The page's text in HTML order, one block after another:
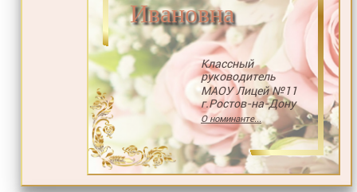
Ивановна
Классный
руководитель
МАОУ Лицей №11
г.Ростов-на-Дону
О номинанте...